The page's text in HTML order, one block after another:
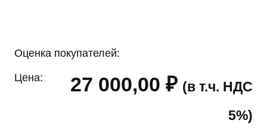
Оценка покупателей:
Цена: 27 000,00 ₽ (в т.ч. НДС
5%)